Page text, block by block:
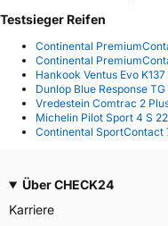
Testsieger Reifen
Continental
Continental
Hankook Ventus Evo
Dunlop Blue Response
Vredestein Comtrac 2
Michelin Pilot Sport 4 S
Continental SportContact
Über CHECK24
Karriere